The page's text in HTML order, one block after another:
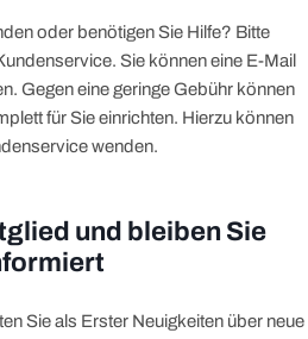
oder benötigen Sie Hilfe? Bitte
Sie können eine E-Mail
Gegen eine geringe Gebühr können
für Sie einrichten. Hierzu können
wenden.
und bleiben Sie
Sie als Erster Neuigkeiten über neue